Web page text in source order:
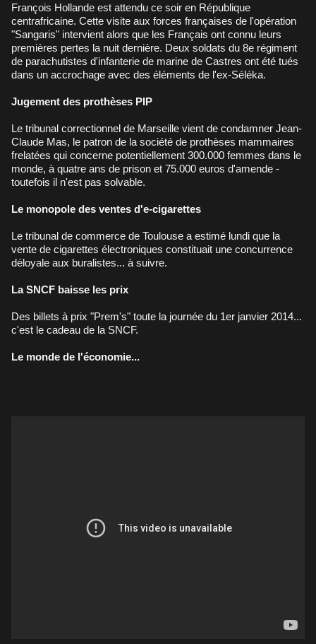
François Hollande est attendu ce soir en République
centrafricaine. Cette visite aux forces françaises de l'opération
"Sangaris" intervient alors que les Français ont connu leurs
premières pertes la nuit dernière. Deux soldats du 8e régiment
de parachutistes d'infanterie de marine de Castres ont été tués
dans un accrochage avec des éléments de l'ex-Séléka.
Jugement des prothèses PIP
Le tribunal correctionnel de Marseille vient de condamner Jean-
Claude Mas, le patron de la société de prothèses mammaires
frelatées qui concerne potentiellement 300.000 femmes dans le
monde, à quatre ans de prison et 75.000 euros d'amende -
toutefois il n'est pas solvable.
Le monopole des ventes d'e-cigarettes
Le tribunal de commerce de Toulouse a estimé lundi que la
vente de cigarettes électroniques constituait une concurrence
déloyale aux buralistes... à suivre.
La SNCF baisse les prix
Des billets à prix "Prem's" toute la journée du 1er janvier 2014...
c'est le cadeau de la SNCF.
Le monde de l'économie...